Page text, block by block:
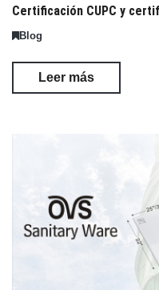
Certificación CUPC y
Blog
Leer más